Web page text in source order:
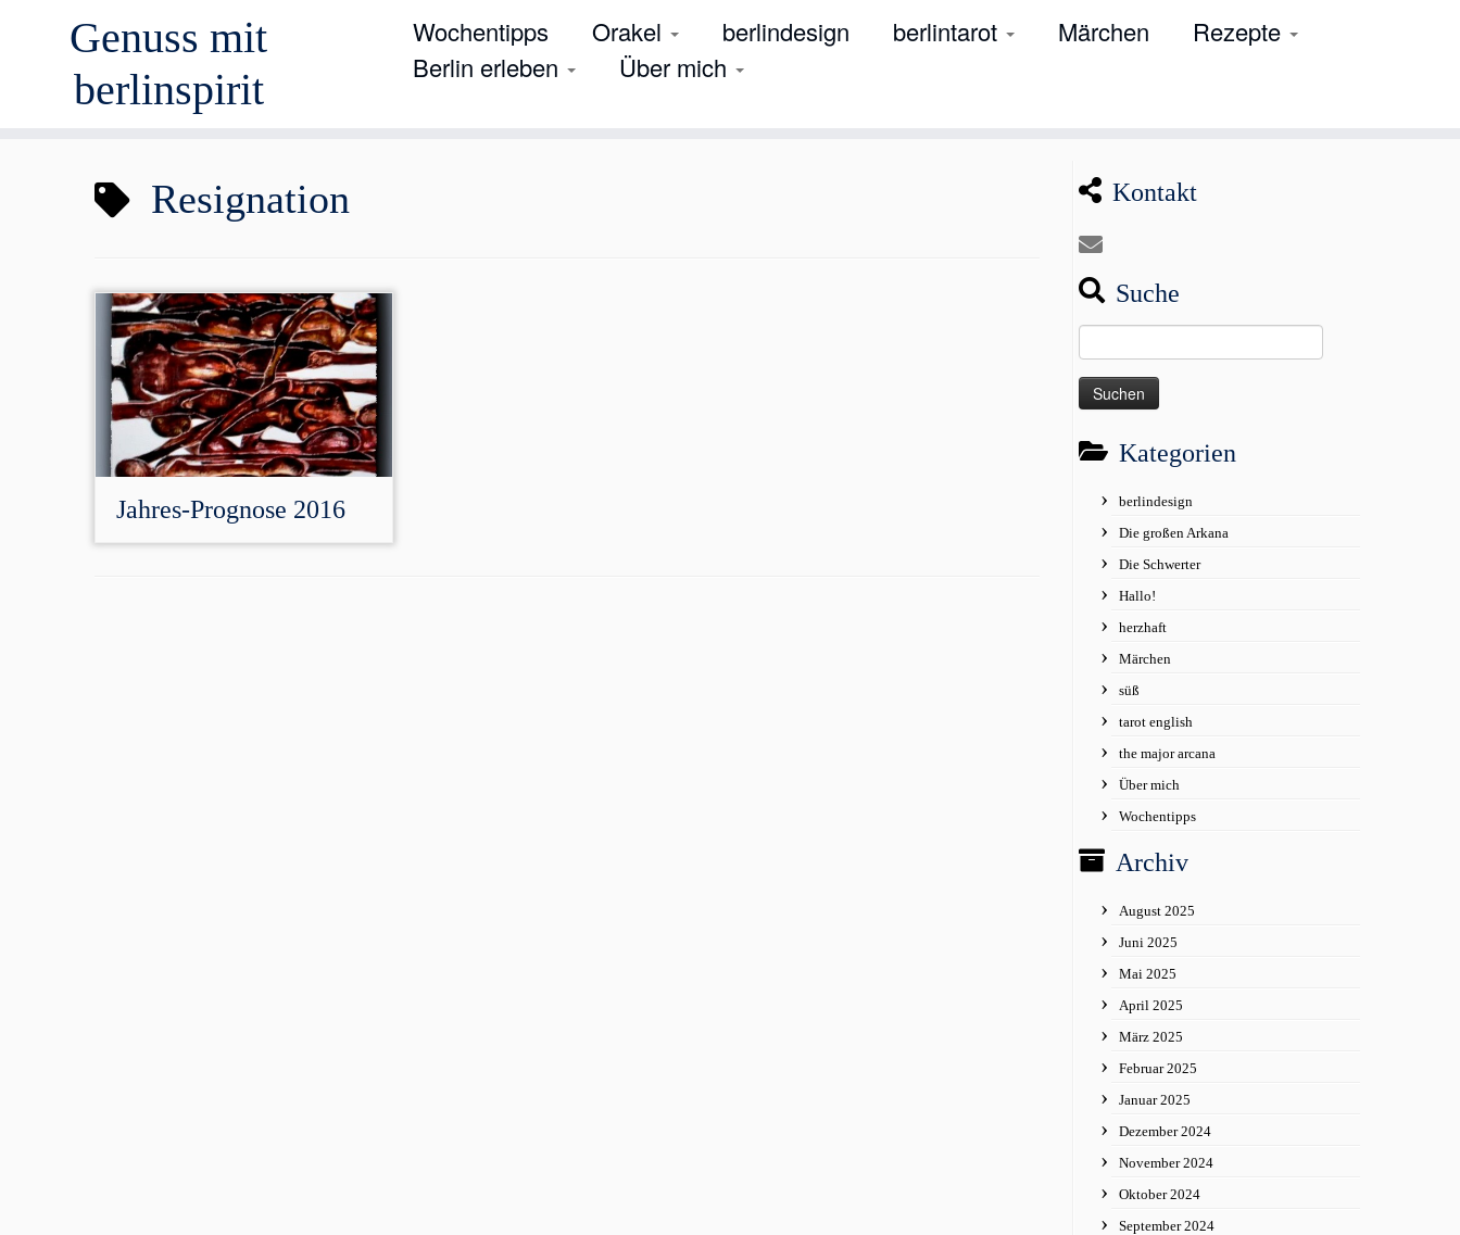
Genuss mit
berlinspirit
Wochentipps Orakel berlindesign berlintarot Märchen
Rezepte
Berlin erleben
Über mich
Resignation
Jahres-Prognose 2016
Kontakt
Suche
nach:
Kategorien
berlindesign
Die großen Arkana
Die Schwerter
Hallo!
herzhaft
Märchen
süß
tarot english
the major arcana
Über mich
Wochentipps
Archiv
August 2025
Juni 2025
Mai 2025
April 2025
März 2025
Februar 2025
Januar 2025
Dezember 2024
November 2024
Oktober 2024
September 2024